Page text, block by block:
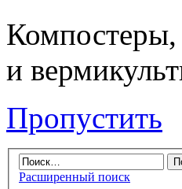
Компостеры,
и
Пропустить
Расширенный поиск